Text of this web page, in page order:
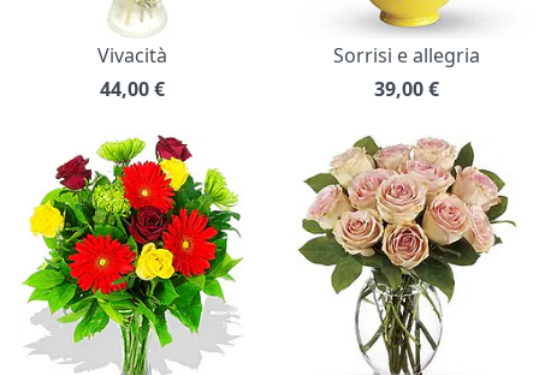
Vivacità
44,00€
Sorrisi e allegria
39,00€